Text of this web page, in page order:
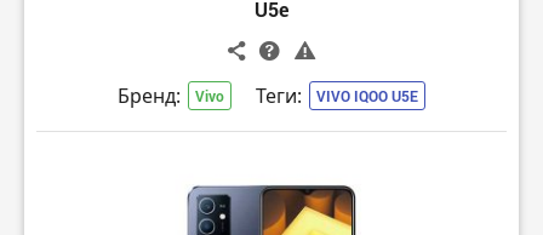
U5e
Бренд: Vivo Теги: VIVO IQOO U5E